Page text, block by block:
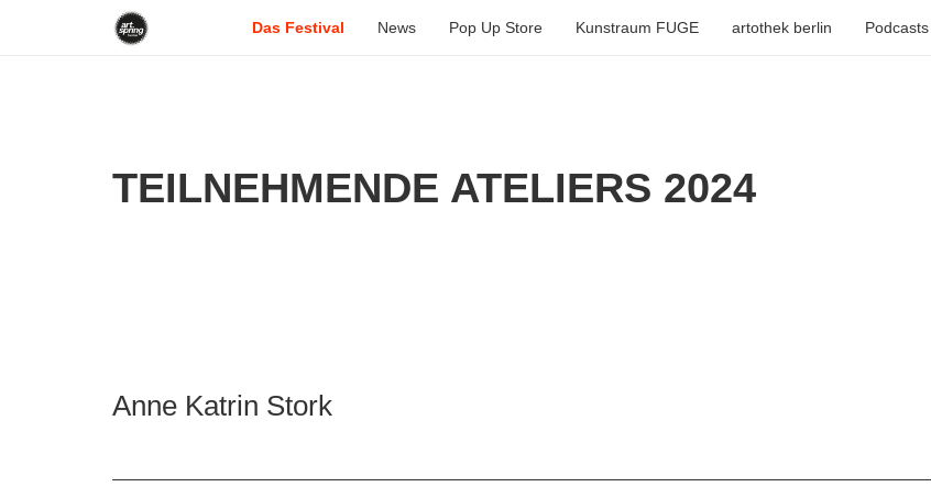
Das Festival News Pop Up Store Kunstraum FUGE artothek berlin Podcasts
TEILNEHMENDE ATELIERS 2024
Anne Katrin Stork